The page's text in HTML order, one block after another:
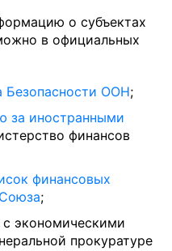
о субъектах
в официальных
Безопасности ООН;
за иностранными
финансов
финансовых
;
экономическими
прокуратуре